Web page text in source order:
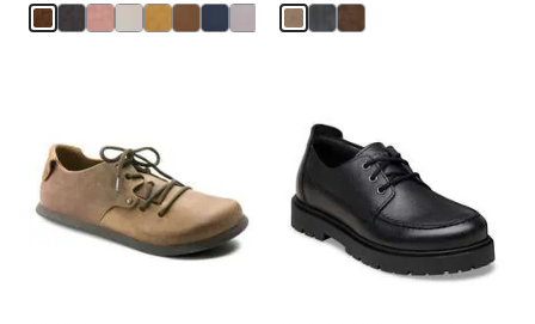
Farben
werden
die
Produktbilder
aktualisiert.
Farben
werden
die
Produktbilder
aktualisiert.